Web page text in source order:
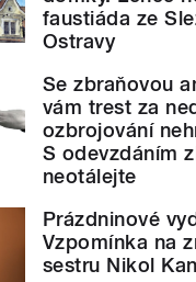
faustiáda ze
Ostravy
Se zbraňovou
vám trest za
ozbrojování
S odevzdáním
neotálejte
Prázdninové
Vzpomínka na
sestru Nikol